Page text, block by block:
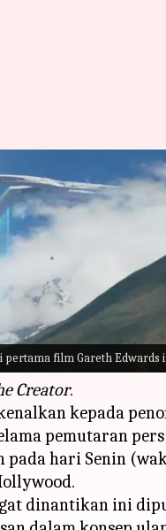
pertama film Gareth Edwards
Film
pertama
2023
One, Gareth
fiksi ilmiah
Creator.
kepada
pemutaran
pada hari Senin
dinantikan ini